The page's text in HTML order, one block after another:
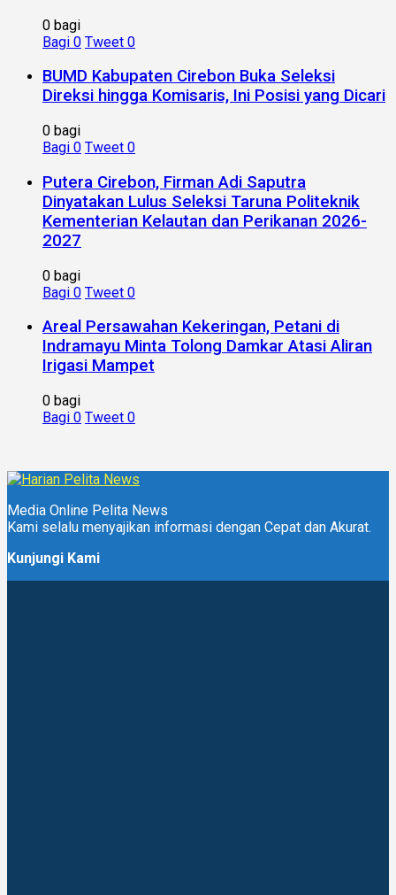
0 bagi
Bagi 0 Tweet 0
BUMD Kabupaten Cirebon Buka Seleksi
Direksi hingga Komisaris, Ini Posisi yang Dicari
0 bagi
Bagi 0 Tweet 0
Putera Cirebon, Firman Adi Saputra
Dinyatakan Lulus Seleksi Taruna Politeknik
Kementerian Kelautan dan Perikanan 2026-
2027
0 bagi
Bagi 0 Tweet 0
Areal Persawahan Kekeringan, Petani di
Indramayu Minta Tolong Damkar Atasi Aliran
Irigasi Mampet
0 bagi
Bagi 0 Tweet 0
Media Online Pelita News
Kami selalu menyajikan informasi dengan Cepat dan Akurat.
Kunjungi Kami